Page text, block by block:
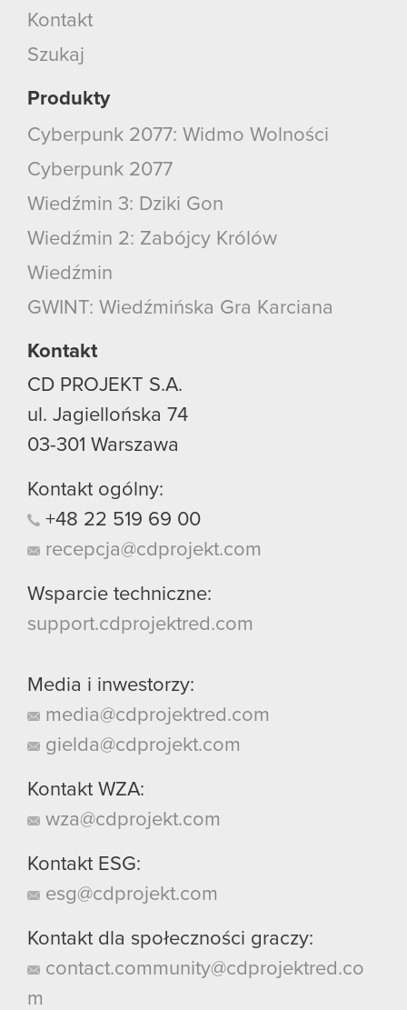
Kontakt
Szukaj
Produkty
Cyberpunk 2077: Widmo Wolności
Cyberpunk 2077
Wiedźmin 3: Dziki Gon
Wiedźmin 2: Zabójcy Królów
Wiedźmin
GWINT: Wiedźmińska Gra Karciana
Kontakt
CD PROJEKT S.A.
ul. Jagiellońska 74
03-301 Warszawa
Kontakt ogólny:
+48 22 519 69 00
recepcja@cdprojekt.com
Wsparcie techniczne:
support.cdprojektred.com
Media i inwestorzy:
media@cdprojektred.com
gielda@cdprojekt.com
Kontakt WZA:
wza@cdprojekt.com
Kontakt ESG:
esg@cdprojekt.com
Kontakt dla społeczności graczy:
contact.community@cdprojektred.co
m